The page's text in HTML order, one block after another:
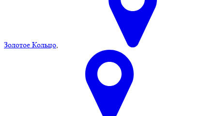
Золотое Кольцо,